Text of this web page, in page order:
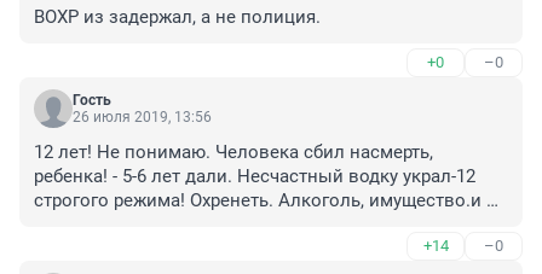
ВОХР из задержал, а не полиция.
+0 –0
Гость
26 июля 2019, 13:56
12 лет! Не понимаю. Человека сбил насмерть,
ребенка! - 5-6 лет дали. Несчастный водку украл-12
строгого режима! Охренеть. Алкоголь, имущество.и
+14 –0